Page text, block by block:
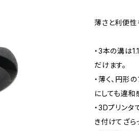
薄さと利便性
・3本の溝は
だけます。
・薄く、円形
にしても違
・3Dプリン
き付けてざら